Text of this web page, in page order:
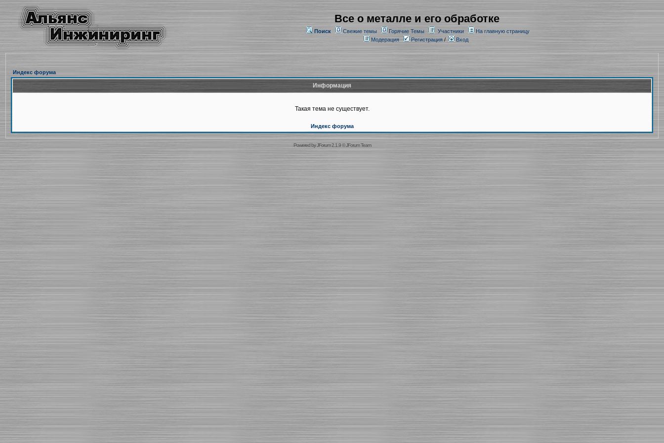
Все о металле и его обработке
Поиск Свежие темы Горячие Темы Участники
На главную страницу
Модерация
Регистрация/ Вход
Индекс форума
Информация
Такая тема не существует.
Индекс форума
Powered byJForum 2.1.9©JForum Team